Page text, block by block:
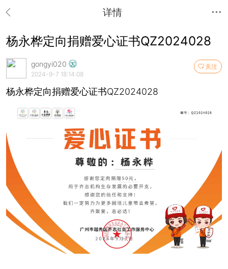
详情
杨永桦定向捐赠爱心证书QZ2024028
关注
gongyi020
2024-9-7 18:14:08
杨永桦定向捐赠爱心证书QZ2024028